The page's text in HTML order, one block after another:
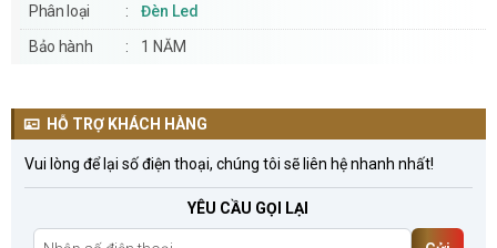
Phân loại
Đèn Led
Bảo hành
1 NĂM
HỖ TRỢ KHÁCH HÀNG
Vui lòng để lại số điện thoại, chúng tôi sẽ liên hệ nhanh nhất!
YÊU CẦU GỌI LẠI